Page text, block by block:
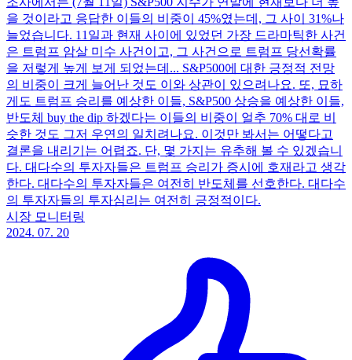
을 것이라고 응답한 이들의 비중이 45%였는데, 그 사이 31%나
늘었습니다. 11일과 현재 사이에 있었던 가장 드라마틱한 사건
은 트럼프 암살 미수 사건이고, 그 사건으로 트럼프 당선확률
을 저렇게 높게 보게 되었는데... S&P500에 대한 긍정적 전망
의 비중이 크게 늘어난 것도 이와 상관이 있으려나요. 또, 묘하
게도 트럼프 승리를 예상한 이들, S&P500 상승을 예상한 이들,
반도체 buy the dip 하겠다는 이들의 비중이 얼추 70% 대로 비
슷한 것도 그저 우연의 일치려나요. 이것만 봐서는 어떻다고
결론을 내리기는 어렵죠. 단, 몇 가지는 유추해 볼 수 있겠습니
다. 대다수의 투자자들은 트럼프 승리가 증시에 호재라고 생각
한다. 대다수의 투자자들은 여전히 반도체를 선호한다. 대다수
의 투자자들의 투자심리는 여전히 긍정적이다.
시장 모니터링
2024. 07. 20